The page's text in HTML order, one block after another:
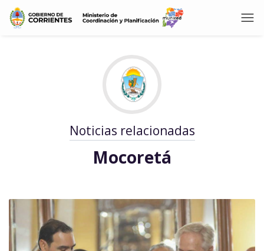
Noticias relacionadas
Mocoretá